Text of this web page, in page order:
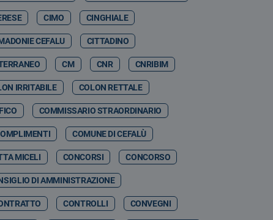
CIMO CINGHIALE
CEFALU CITTADINO
CM CNR CNRIBIM
IRRITABILE COLON RETTALE
COMMISSARIO STRAORDINARIO
COMUNE DI CEFALÙ
MICELI CONCORSI CONCORSO
DI AMMINISTRAZIONE
CONTROLLI CONVEGNI